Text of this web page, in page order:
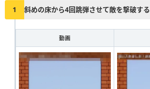
21 22 23 24 25 26 27
43
52 53 54 55 56 57
65 66
1 斜めの床から4回跳弾させて敵を撃破する
動画